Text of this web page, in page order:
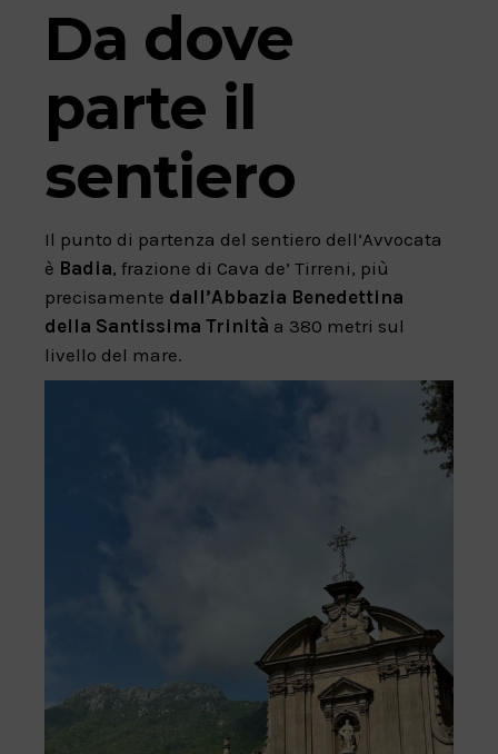
Da dove
parte il
sentiero
Il punto di partenza del sentiero dell’Avvocata
è Badia, frazione di Cava de’ Tirreni, più
precisamente dall’Abbazia Benedettina
della Santissima Trinità a 380 metri sul
livello del mare.